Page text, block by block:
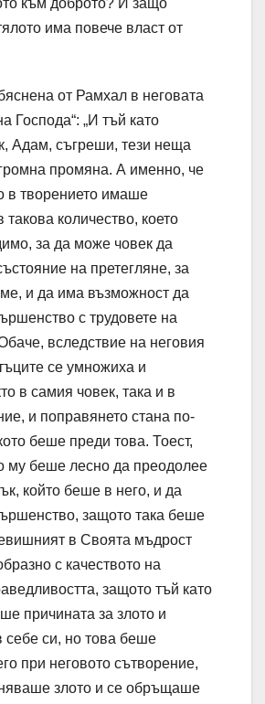
към доброто? И защо
има повече власт от
от Рамхал в неговата
Господа“: „И тъй като
Адам, съгреши, тези неща
промяна. А именно, че
в творението имаше
такова количество, което
за да може човек да
на претегляне, за
и да има възможност да
с трудовете на
вследствие на неговия
се умножиха и
в самия човек, така и в
и поправянето стана по-
беше преди това. Тоест,
му беше лесно да преодолее
който беше в него, и да
защото така беше
в Своята мъдрост
с качеството на
защото тъй като
причината за злото и
себе си, но това беше
при неговото сътворение,
злото и се обръщаше